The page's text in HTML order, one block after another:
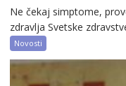
Ne čekaj simptome,
zdravlja Svetske
Novosti